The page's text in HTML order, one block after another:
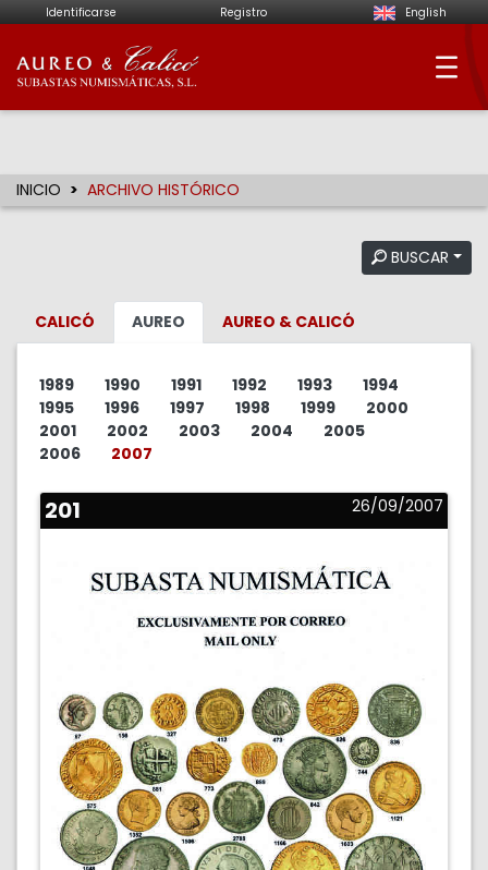
Identificarse Registro English
Aureo & Calicó -
INICIO ARCHIVO HISTÓRICO
BUSCAR
CALICÓ AUREO AUREO & CALICÓ
1989 1990 1991 1992 1993
1994
1995
1996 1997 1998 1999
2000
2001
2002 2003 2004
2005
2006
2007
201 26/09/2007